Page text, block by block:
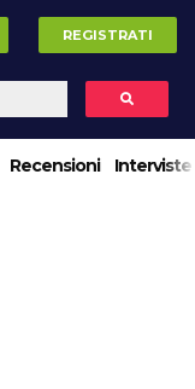
REGISTRATI
Recensioni Interviste